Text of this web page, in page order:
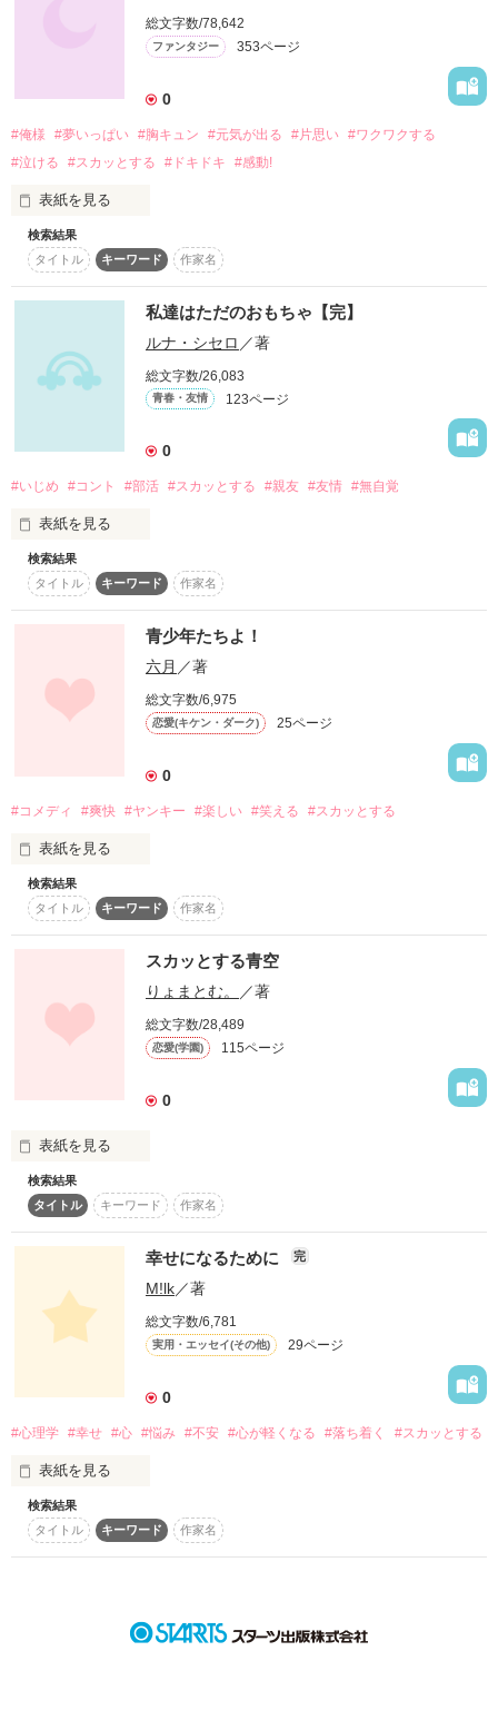
全て 完結
作品の長さについて
コンテスト
スターツ出版小説投稿サイト合同企画「1話からの長編大
賞」ベリーズカフェ会場
動画あり コミックあり
作品を読む
総文字数/78,642
ファンタジー 353ページ
0
#俺様 #夢いっぱい #胸キュン #元気が出る #片思い #ワクワクする
#泣ける
#スカッとする #ドキドキ #感動!
表紙を見る
大切な友達
大好きな彼
これ以上離れたくない
だから未来なんていらない！
外見はボーイッシュ
だけど
恋愛話だけで顔を赤らめるほどピュアな女の子
14歳の峰崎蒼（みねざきあおい）
or
美しすぎる俺様天使？？
突然手に入れた指輪のせいで
不思議な力を持ったのはいいけれど……
謎の男たちに狙われて…
見知らぬ国を救わなければならない！？
そして、俺様天使が大接近！！！！
迫る天使の誘惑に負けずに
検索結果
タイトル
キーワード 作家名
私達はただのおもちゃ【完】
ルナ・シセロ ／著
総文字数/26,083
青春・友情 123ページ
0
#いじめ #コント #部活 #スカッとする #親友 #友情 #無自覚
表紙を見る
神様は残酷だ…
どうして私達がこんな目に遭うのだろう
誰か教えてください
検索結果
タイトル
キーワード 作家名
青少年たちよ！
六月 ／著
総文字数/6,975
恋愛(キケン・ダーク) 25ページ
0
#コメディ #爽快 #ヤンキー #楽しい #笑える #スカッとする
表紙を見る
｢え？あいつらですか？
そりゃあもう手に余ってしょうがないですよ、ええ。
頭も悪い
｢てめぇそれ以上ぬかしやがったら埋めるぞ｣
｢ｽﾐﾏｾﾝ｣
高校教師と不良生徒の
爽やかラブストーリー☆
｢………って…えっ？ラブストーリーなの？どこにラブがある
｢もう黙れよお前｣
｢……！｣
｢ごちそうさま｣
検索結果
タイトル
キーワード 作家名
スカッとする青空
りょまとむ。 ／著
総文字数/28,489
恋愛(学園) 115ページ
0
表紙を見る
.
There is always light behind the clouds
検索結果
タイトル
キーワード 作家名
幸せになるために 完
M!lk／著
総文字数/6,781
実用・エッセイ(その他) 29ページ
0
#心理学 #幸せ #心 #悩み #不安 #心が軽くなる #落ち着く #スカッとする
表紙を見る
悩みを抱えているとき
自分に自信がもてないとき
検索結果
タイトル
キーワード 作家名